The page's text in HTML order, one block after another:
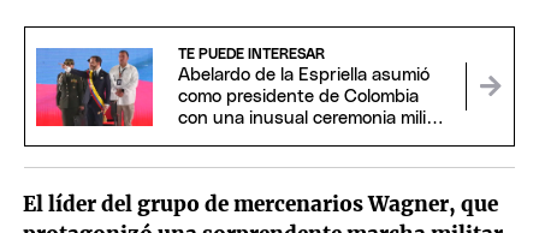
TE PUEDE INTERESAR
Abelardo de la Espriella asumió
como presidente de Colombia
con una inusual ceremonia militar
El líder del grupo de mercenarios Wagner, que